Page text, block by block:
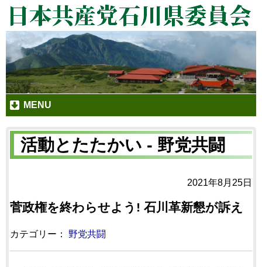
MENU
活動とたたかい - 野党共闘
2021年8月25日
菅政権を終わらせよう! 石川革新懇が訴え
カテゴリー： 野党共闘